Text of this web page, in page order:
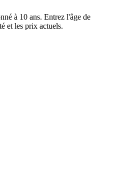
à 10 ans. Entrez l'âge de
et les prix actuels.